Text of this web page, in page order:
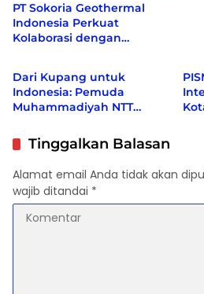
PT Sokoria Geothermal
Indonesia Perkuat
Kolaborasi dengan
Berita
Dari Kupang untuk
Indonesia: Pemuda
Muhammadiyah NTT
Kemakmuran Bersama
Tinggalkan Balasan
Alamat email Anda tidak akan
wajib ditandai *